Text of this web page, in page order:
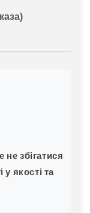
збігатися
у якості та